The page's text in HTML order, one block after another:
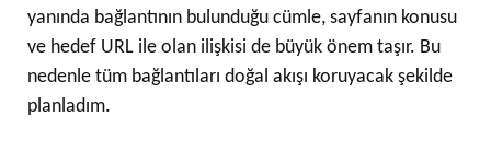
yanında bağlantının bulunduğu cümle, sayfanın konusu
ve hedef URL ile olan ilişkisi de büyük önem taşır. Bu
nedenle tüm bağlantıları doğal akışı koruyacak şekilde
planladım.